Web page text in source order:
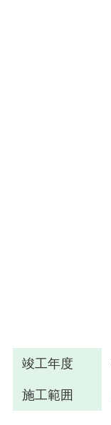
竣工年度
施工範囲